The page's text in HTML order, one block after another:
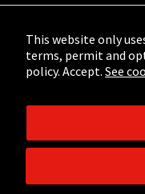
©2019 - Fundación
This website only
terms, permit and
policy. Accept. See